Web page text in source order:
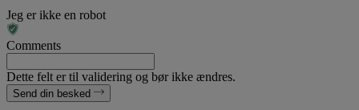
Jeg er ikke en robot
Comments
Dette felt er til validering og bør ikke ændres.
Send din besked